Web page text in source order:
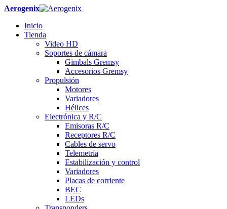
Aerogenix
Inicio
Tienda
Video HD
Soportes de cámara
Gimbals Gremsy
Accesorios Gremsy
Propulsión
Motores
Variadores
Hélices
Electrónica y R/C
Emisoras R/C
Receptores R/C
Cables de servo
Telemetría
Estabilización y control
Variadores
Placas de corriente
BEC
LEDs